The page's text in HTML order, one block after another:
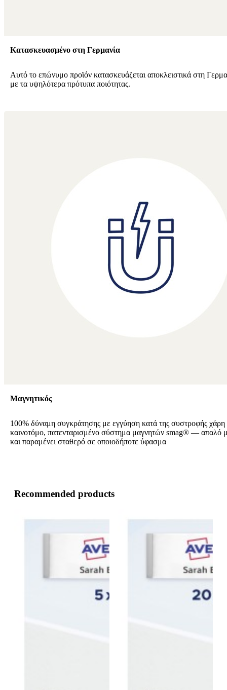
Κατασκευασμένο στη Γερμανία
Αυτό το επώνυμο προϊόν κατασκευάζεται αποκλειστικά στη
με τα υψηλότερα πρότυπα ποιότητας.
Μαγνητικός
100% δύναμη συγκράτησης με εγγύηση κατά της συστροφής χάρη
καινοτόμο, πατενταρισμένο σύστημα μαγνητών smag® — απαλό
και παραμένει σταθερό σε οποιοδήποτε ύφασμα
Recommended products